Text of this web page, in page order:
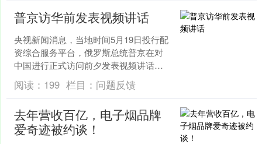
普京访华前发表视频讲话
央视新闻消息，当地时间5月19日投行配
资综合服务平台，俄罗斯总统普京在对
中国进行正式访问前夕发表视频讲话。
普京表示，俄罗斯希望俄中两国人民关
系更加紧密、彼此更加....
阅读： 199 栏目： 问题反馈
去年营收百亿，电子烟品牌
爱奇迹被约谈！